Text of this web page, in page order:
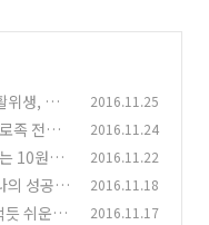
위생, 세
2016.11.25
족 전성
2016.11.24
10원을
2016.11.22
의 성공
2016.11.18
쉬운 주
2016.11.17